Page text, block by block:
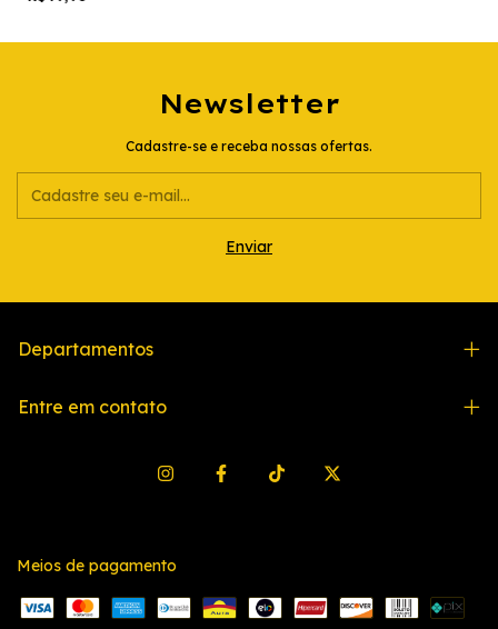
Newsletter
Cadastre-se e receba nossas ofertas.
Departamentos
Entre em contato
Meios de pagamento